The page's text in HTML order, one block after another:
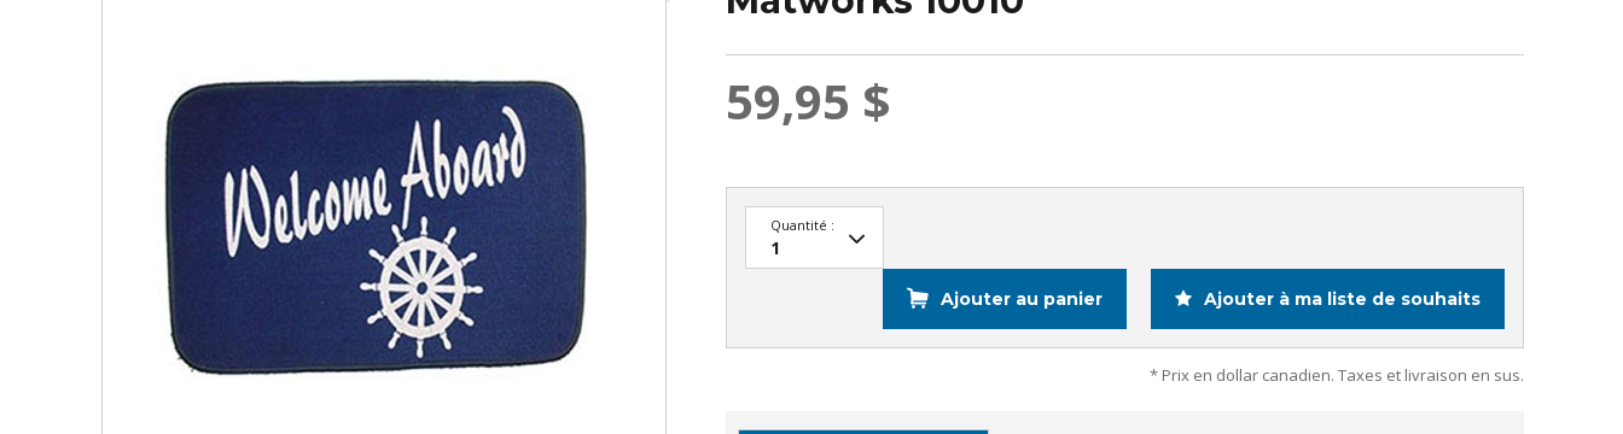
59,95 $
Quantité :
Ajouter au panier Ajouter à ma liste de souhaits
* Prix en dollar canadien. Taxes et livraison en sus.